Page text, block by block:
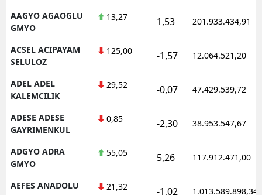
Erzurum
Eskişehir
Gümüşhane
AAGYO AGAOGLU
GMYO
13,27 1,53 201.933.434,91
ACSEL ACIPAYAM
SELULOZ
125,00 -1,57 12.064.521,20
ADEL ADEL
KALEMCILIK
29,52 -0,07 47.429.539,72
ADESE ADESE
GAYRIMENKUL
0,85 -2,30 38.953.547,67
ADGYO ADRA
GMYO
55,05 5,26 117.912.471,00
AEFES ANADOLU
21,32 -1,02 1.013.589.898,34